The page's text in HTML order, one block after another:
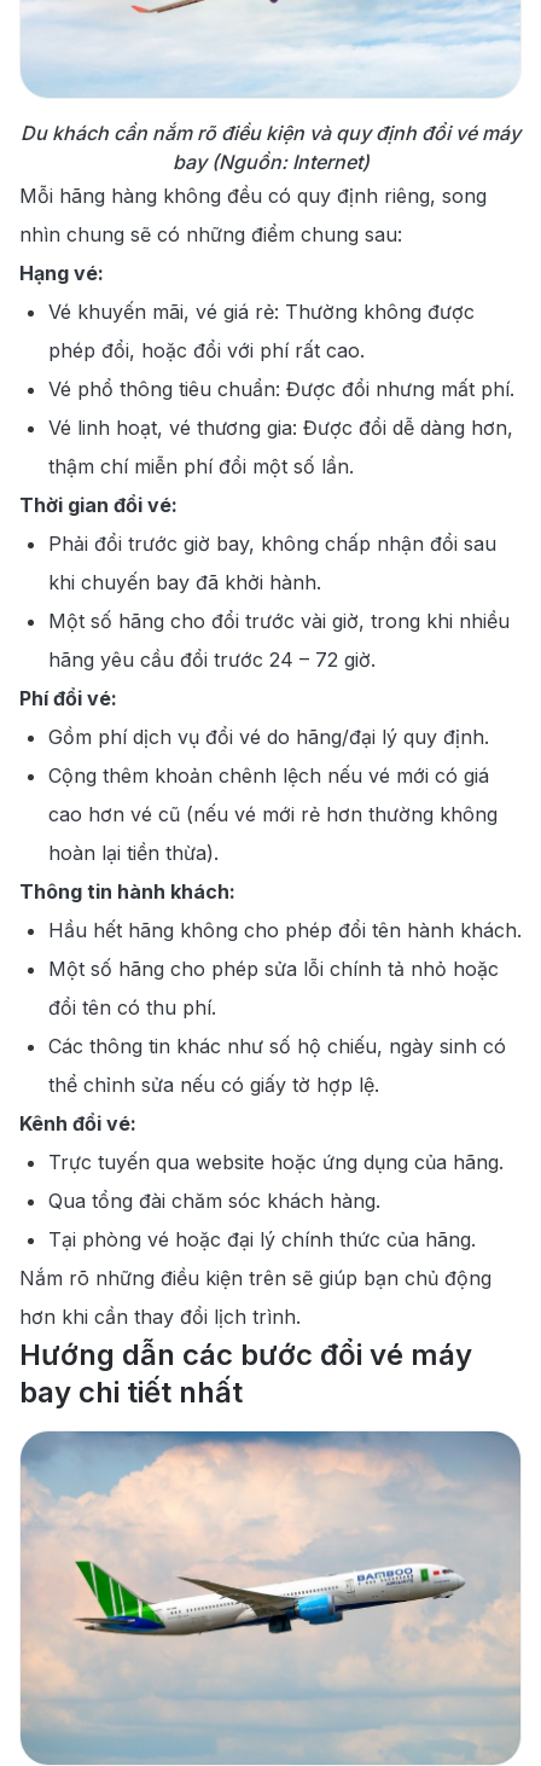
Du khách cần nắm rõ điều kiện và quy định đổi vé máy
bay (Nguồn: Internet)
Mỗi hãng hàng không đều có quy định riêng, song
nhìn chung sẽ có những điểm chung sau:
Hạng vé:
Vé khuyến mãi, vé giá rẻ: Thường không được
phép đổi, hoặc đổi với phí rất cao.
Vé phổ thông tiêu chuẩn: Được đổi nhưng mất phí.
Vé linh hoạt, vé thương gia: Được đổi dễ dàng hơn,
thậm chí miễn phí đổi một số lần.
Thời gian đổi vé:
Phải đổi trước giờ bay, không chấp nhận đổi sau
khi chuyến bay đã khởi hành.
Một số hãng cho đổi trước vài giờ, trong khi nhiều
hãng yêu cầu đổi trước 24 – 72 giờ.
Phí đổi vé:
Gồm phí dịch vụ đổi vé do hãng/đại lý quy định.
Cộng thêm khoản chênh lệch nếu vé mới có giá
cao hơn vé cũ (nếu vé mới rẻ hơn thường không
hoàn lại tiền thừa).
Thông tin hành khách:
Hầu hết hãng không cho phép đổi tên hành khách.
Một số hãng cho phép sửa lỗi chính tả nhỏ hoặc
đổi tên có thu phí.
Các thông tin khác như số hộ chiếu, ngày sinh có
thể chỉnh sửa nếu có giấy tờ hợp lệ.
Kênh đổi vé:
Trực tuyến qua website hoặc ứng dụng của hãng.
Qua tổng đài chăm sóc khách hàng.
Tại phòng vé hoặc đại lý chính thức của hãng.
Nắm rõ những điều kiện trên sẽ giúp bạn chủ động
hơn khi cần thay đổi lịch trình.
Hướng dẫn các bước đổi vé máy
bay chi tiết nhất